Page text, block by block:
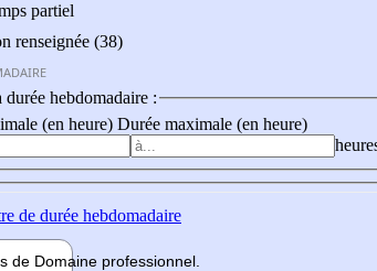
partiel
renseignée (38)
durée hebdomadaire :
(en heure) Durée maximale (en heure)
de durée hebdomadaire
de Domaine professionnel